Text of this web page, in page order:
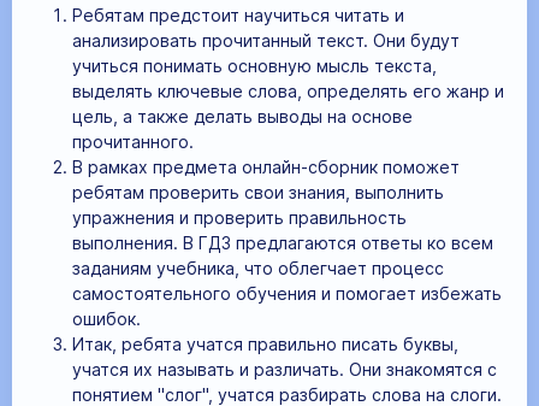
Ребятам предстоит научиться читать и
анализировать прочитанный текст. Они будут
учиться понимать основную мысль текста,
выделять ключевые слова, определять его жанр и
цель, а также делать выводы на основе
прочитанного.
В рамках предмета онлайн-сборник поможет
ребятам проверить свои знания, выполнить
упражнения и проверить правильность
выполнения. В ГДЗ предлагаются ответы ко всем
заданиям учебника, что облегчает процесс
самостоятельного обучения и помогает избежать
ошибок.
Итак, ребята учатся правильно писать буквы,
учатся их называть и различать. Они знакомятся с
понятием "слог", учатся разбирать слова на слоги.